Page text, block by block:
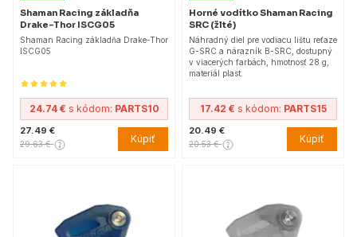
Shaman Racing základňa
Drake-Thor ISCG05
Shaman Racing základňa Drake-Thor
ISCG05
24.74 € s kódom: PARTS10
27.49 €
29.63 € Kúpiť
Horné vodítko Shaman Racing
SRC (žlté)
Náhradný diel pre vodiacu lištu reťaze
G-SRC a nárazník B-SRC, dostupný
v viacerých farbách, hmotnosť 28 g,
materiál plast.
17.42 € s kódom: PARTS15
20.49 €
20.53 € Kúpiť